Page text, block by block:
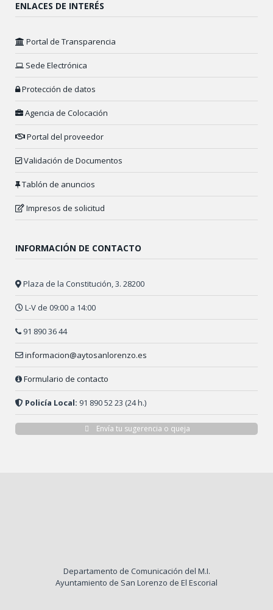
ENLACES DE INTERÉS
Portal de Transparencia
Sede Electrónica
Protección de datos
Agencia de Colocación
Portal del proveedor
Validación de Documentos
Tablón de anuncios
Impresos de solicitud
INFORMACIÓN DE CONTACTO
Plaza de la Constitución, 3. 28200
L-V de 09:00 a 14:00
91 890 36 44
informacion@aytosanlorenzo.es
Formulario de contacto
Policía Local: 91 890 52 23 (24 h.)
Envía tu sugerencia o queja
Departamento de Comunicación del M.I.
Ayuntamiento de San Lorenzo de El Escorial